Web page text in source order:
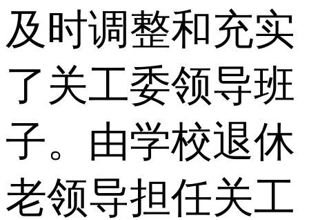
及时调整和充实
了关工委领导班
子。由学校退休
老领导担任关工